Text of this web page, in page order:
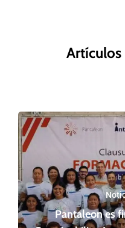
Artículos
Pantaleon es